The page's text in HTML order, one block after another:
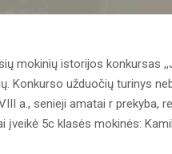
mokinių istorijos konkursas
Konkurso užduočių turinys
a., senieji amatai r prekyba,
įveikė 5c klasės mokinės: